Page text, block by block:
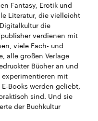
Fantasy, Erotik und
Literatur, die vielleicht
die
verdienen mit
viele Fach- und
alle großen Verlage
Bücher an und
mit
Books werden geliebt,
sind. Und sie
der Buchkultur